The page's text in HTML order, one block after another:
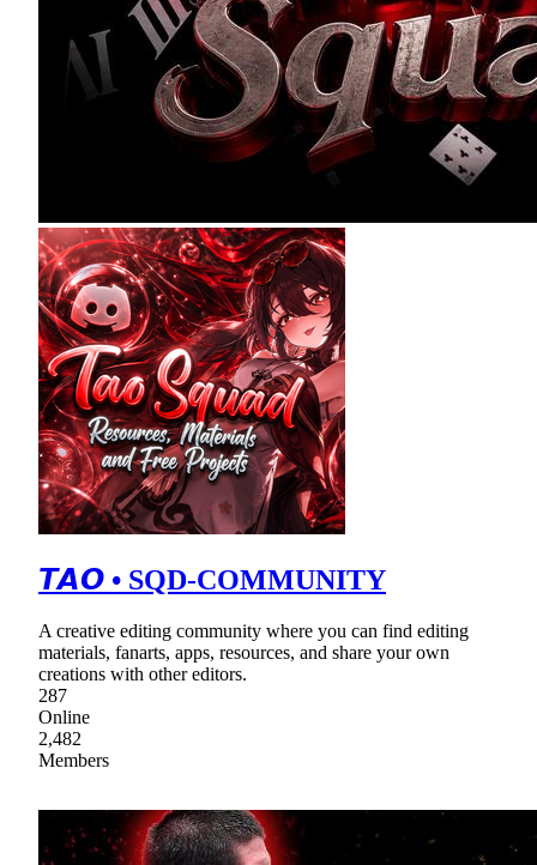
𝙏𝘼𝙊 • SQD-COMMUNITY
A creative editing community where you can find editing
materials, fanarts, apps, resources, and share your own
creations with other editors.
287
Online
2,482
Members